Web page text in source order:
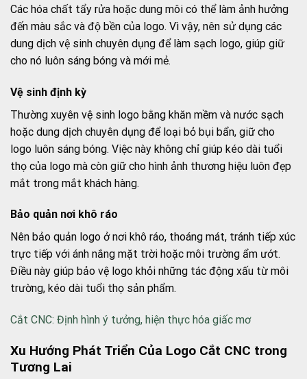
Các hóa chất tẩy rửa hoặc dung môi có thể làm ảnh hưởng
đến màu sắc và độ bền của logo. Vì vậy, nên sử dụng các
dung dịch vệ sinh chuyên dụng để làm sạch logo, giúp giữ
cho nó luôn sáng bóng và mới mẻ.
Vệ sinh định kỳ
Thường xuyên vệ sinh logo bằng khăn mềm và nước sạch
hoặc dung dịch chuyên dụng để loại bỏ bụi bẩn, giữ cho
logo luôn sáng bóng. Việc này không chỉ giúp kéo dài tuổi
thọ của logo mà còn giữ cho hình ảnh thương hiệu luôn đẹp
mắt trong mắt khách hàng.
Bảo quản nơi khô ráo
Nên bảo quản logo ở nơi khô ráo, thoáng mát, tránh tiếp xúc
trực tiếp với ánh nắng mặt trời hoặc môi trường ẩm ướt.
Điều này giúp bảo vệ logo khỏi những tác động xấu từ môi
trường, kéo dài tuổi thọ sản phẩm.
Cắt CNC: Định hình ý tưởng, hiện thực hóa giấc mơ
Xu Hướng Phát Triển Của Logo Cắt CNC trong
Tương Lai